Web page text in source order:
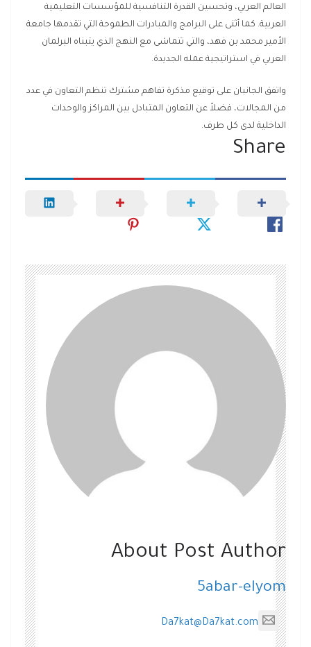
العالم العربي، وتحسين القدرة التنافسية للمؤسسات التعليمية
العربية. كما أثنى على البرامج والمبادرات الطموحة التي تقدمها جامعة
الأمير محمد بن فهد، والتي تتماشى مع النهج الذي يتبناه البرلمان
العربي في استراتيجية عمله الجديدة.
واتفق الجانبان على توقيع مذكرة تفاهم مشترك تنظم التعاون في عدد
من المجالات، فضلاً عن التعاون المتبادل بين المراكز والوحدات
الداخلية لدى كل طرف.
Share
About Post Author
5abar-elyom
Da7kat@Da7kat.com